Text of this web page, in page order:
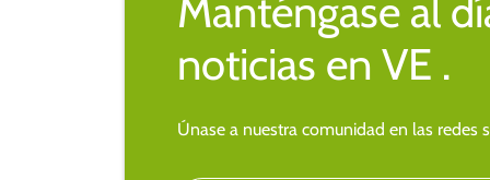
Manténgase al
noticias en VE .
Únase a nuestra comunidad en las redes